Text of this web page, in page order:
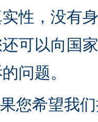
性，没有
可以向国
问题。
您希望我